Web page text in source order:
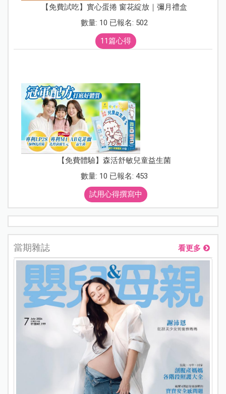
【免費試吃】實心蛋捲 窗花綻放｜彌月禮盒
數量: 10 已報名: 502
11篇心得
【免費體驗】森活舒敏兒童益生菌
數量: 10 已報名: 453
試用心得撰寫中
當期雜誌 看更多